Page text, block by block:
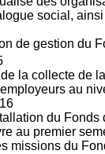
social,
de gestion du
la collecte de
au
du
au premier
missions du